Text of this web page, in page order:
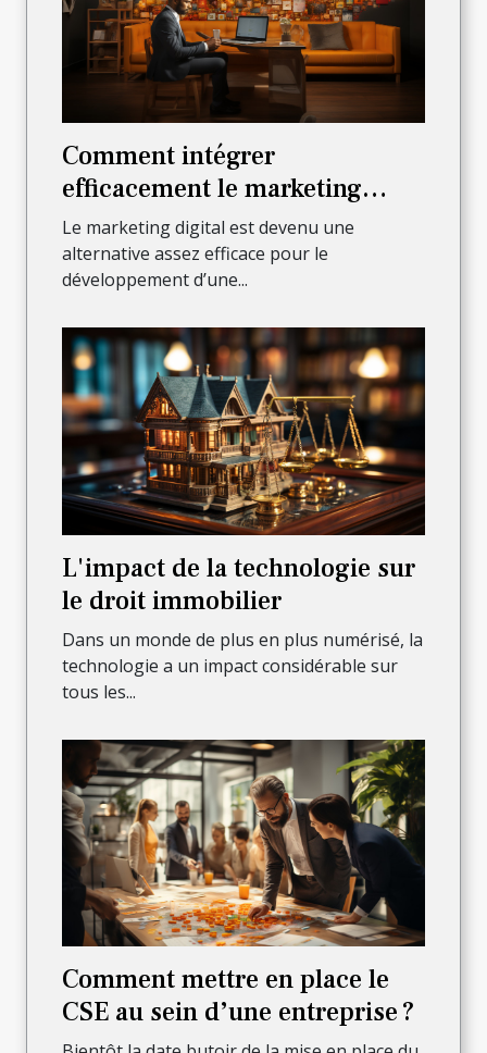
Comment intégrer
efficacement le marketing
digital pour faire croître son
activité ?
Le marketing digital est devenu une
alternative assez efficace pour le
développement d’une...
L'impact de la technologie sur
le droit immobilier
Dans un monde de plus en plus numérisé, la
technologie a un impact considérable sur
tous les...
Comment mettre en place le
CSE au sein d’une entreprise ?